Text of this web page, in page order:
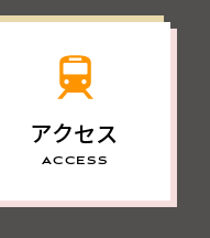
アクセス
ACCESS